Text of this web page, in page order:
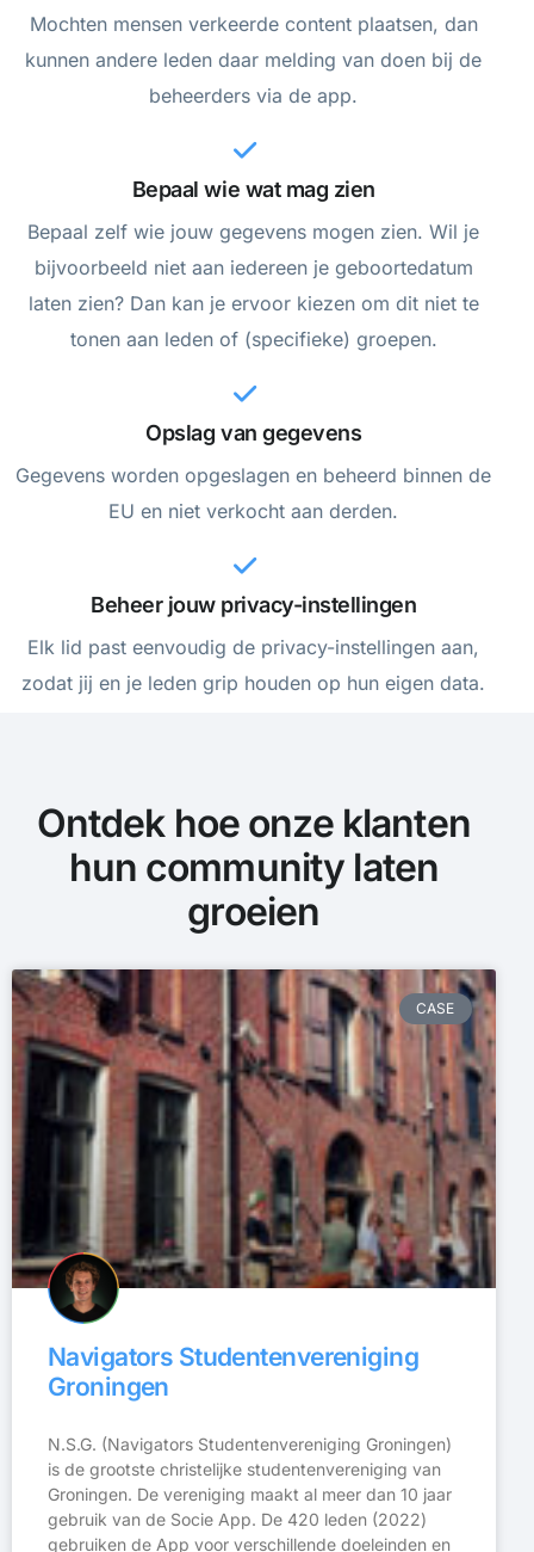
Mochten mensen verkeerde content plaatsen, dan
kunnen andere leden daar melding van doen bij de
beheerders via de app.
Bepaal wie wat mag zien
Bepaal zelf wie jouw gegevens mogen zien. Wil je
bijvoorbeeld niet aan iedereen je geboortedatum
laten zien? Dan kan je ervoor kiezen om dit niet te
tonen aan leden of (specifieke) groepen.
Opslag van gegevens
Gegevens worden opgeslagen en beheerd binnen de
EU en niet verkocht aan derden.
Beheer jouw privacy-instellingen
Elk lid past eenvoudig de privacy-instellingen aan,
zodat jij en je leden grip houden op hun eigen data.
Ontdek hoe onze klanten
hun community laten
groeien
CASE
Navigators Studentenvereniging
Groningen
N.S.G. (Navigators Studentenvereniging Groningen)
is de grootste christelijke studentenvereniging van
Groningen. De vereniging maakt al meer dan 10 jaar
gebruik van de Socie App. De 420 leden (2022)
gebruiken de App voor verschillende doeleinden en